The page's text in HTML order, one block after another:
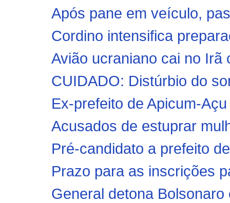
Após pane em veículo,
Cordino intensifica
Avião ucraniano cai no
CUIDADO: Distúrbio do
Ex-prefeito de Apicum-
Acusados de estuprar
Pré-candidato a prefeito
Prazo para as inscrições
General detona